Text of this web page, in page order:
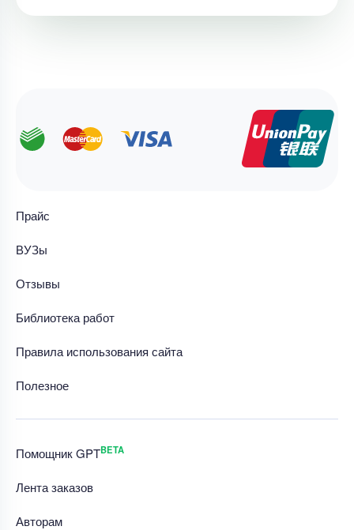
Прайс
ВУЗы
Отзывы
Библиотека работ
Правила использования сайта
Полезное
Помощник GPTBETA
Лента заказов
Авторам